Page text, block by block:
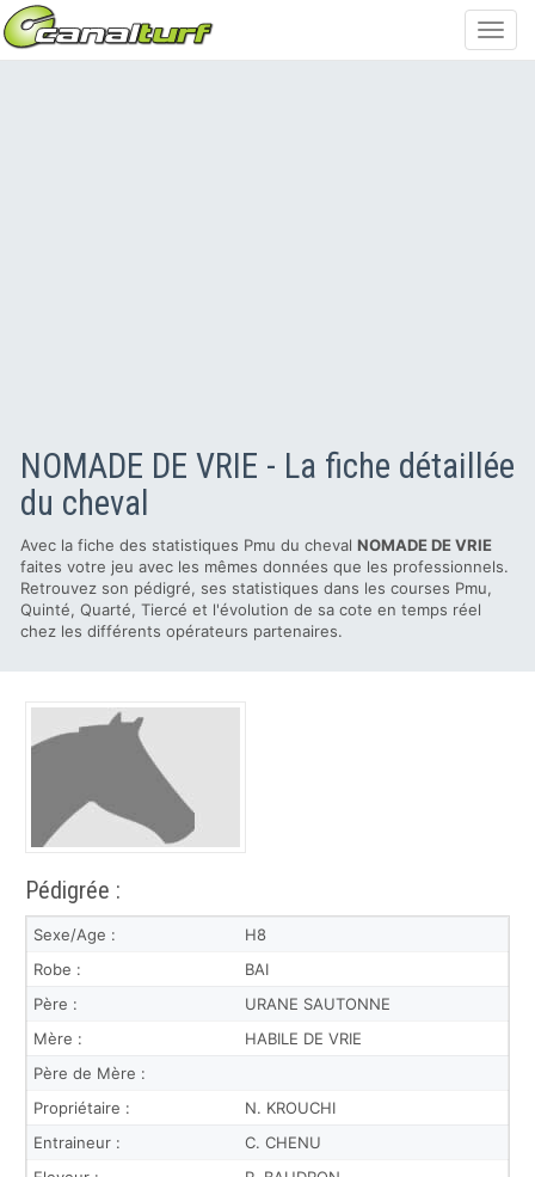
NOMADE DE VRIE - La fiche détaillée
du cheval
Avec la fiche des statistiques Pmu du cheval NOMADE DE VRIE
faites votre jeu avec les mêmes données que les professionnels.
Retrouvez son pédigré, ses statistiques dans les courses Pmu,
Quinté, Quarté, Tiercé et l'évolution de sa cote en temps réel
chez les différents opérateurs partenaires.
Pédigrée :
Sexe/Age :
H8
Robe :
BAI
Père :
URANE SAUTONNE
Mère :
HABILE DE VRIE
Père de Mère :
Propriétaire :
N. KROUCHI
Entraineur :
C. CHENU